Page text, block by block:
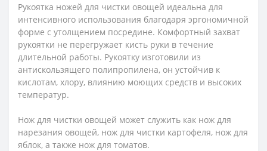
Рукоятка ножей для чистки овощей идеальна для
интенсивного использования благодаря эргономичной
форме с утолщением посредине. Комфортный захват
рукоятки не перегружает кисть руки в течение
длительной работы. Рукоятку изготовили из
антискользящего полипропилена, он устойчив к
кислотам, хлору, влиянию моющих средств и высоких
температур.
Нож для чистки овощей может служить как нож для
нарезания овощей, нож для чистки картофеля, нож для
яблок, а также нож для томатов.